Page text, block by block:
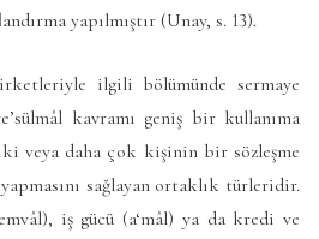
yapılmıştır (Unay, s. 13).
ilgili bölümünde sermaye
kavramı geniş bir kullanıma
veya daha çok kişinin bir sözleşme
sağlayan ortaklık türleridir.
iş gücü (a‘mâl) ya da kredi ve